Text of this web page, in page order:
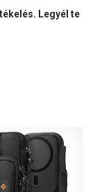
Legyél te